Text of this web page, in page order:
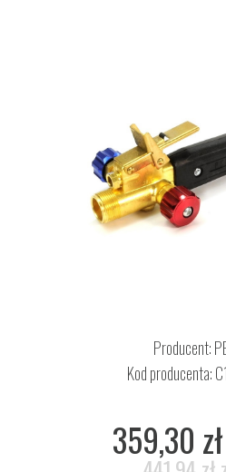
Producent:
Kod producenta:
359,30